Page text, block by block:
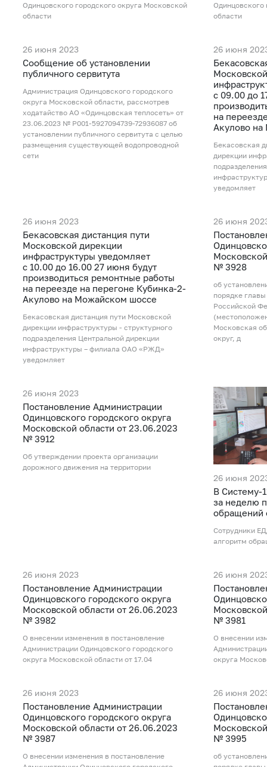
Одинцовского городского округа Московской
области
Одинцовского
области
26 июня 2023
Сообщение об установлении
публичного сервитута
Администрация Одинцовского городского
округа Московской области, рассмотрев
ходатайство АО «Одинцовская теплосеть» от
23.06.2023 № P001-5927094739-72936087 об
установлении публичного сервитута с целью
размещения существующей водопроводной
сети
26 июня
с 09.00 до
на
Акулово
Бекасовская
дирекции
уведомляет
26 июня 2023
Бекасовская дистанция пути
Московской дирекции
инфраструктуры уведомляет
с 10.00 до 16.00 27 июня будут
производиться ремонтные работы
на переезде на перегоне Кубинка-2-
Акулово на Можайском шоссе
Бекасовская дистанция пути Московской
дирекции инфраструктуры - структурного
подразделения Центральной дирекции
инфраструктуры – филиала ОАО «РЖД»
уведомляет
26 июня
№ 3928
об
порядке
Российской
Московская
округ, д
26 июня 2023
Постановление Администрации
Одинцовского городского округа
Московской области от 23.06.2023
№ 3912
Об утверждении проекта организации
дорожного движения на территории
26 июня
В Систему-
за неделю
обращений
Сотрудники
алгоритм
26 июня 2023
Постановление Администрации
Одинцовского городского округа
Московской области от 26.06.2023
№ 3982
О внесении изменения в постановление
Администрации Одинцовского городского
округа Московской области от 17.04
26 июня
№ 3981
О внесении
округа
26 июня 2023
Постановление Администрации
Одинцовского городского округа
Московской области от 26.06.2023
№ 3987
О внесении изменения в постановление
26 июня
№ 3995
об